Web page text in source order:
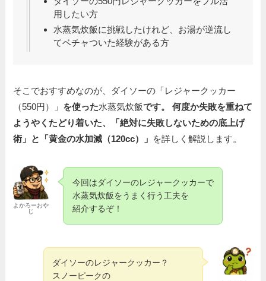
用したい方
水蒸気炊飯に挑戦したけれど、お湯が逆流し
てベチャついた経験がある方
そこでおすすめなのが、ダイソーの「レジャークッカー
（550円）」 を使った水蒸気炊飯です。 何度か失敗を重ねて
ようやくたどり着いた、「絶対に失敗しないための底上げ
術」と「黄金の水加減（120cc）」 を詳しく解説します。
よかろーおや
じ
今回はダイソーのレジャークッカーで
水蒸気炊飯をうまく行う工夫を
紹介するぞ！
ダイソーのレジャークッカー？
スノーピークの